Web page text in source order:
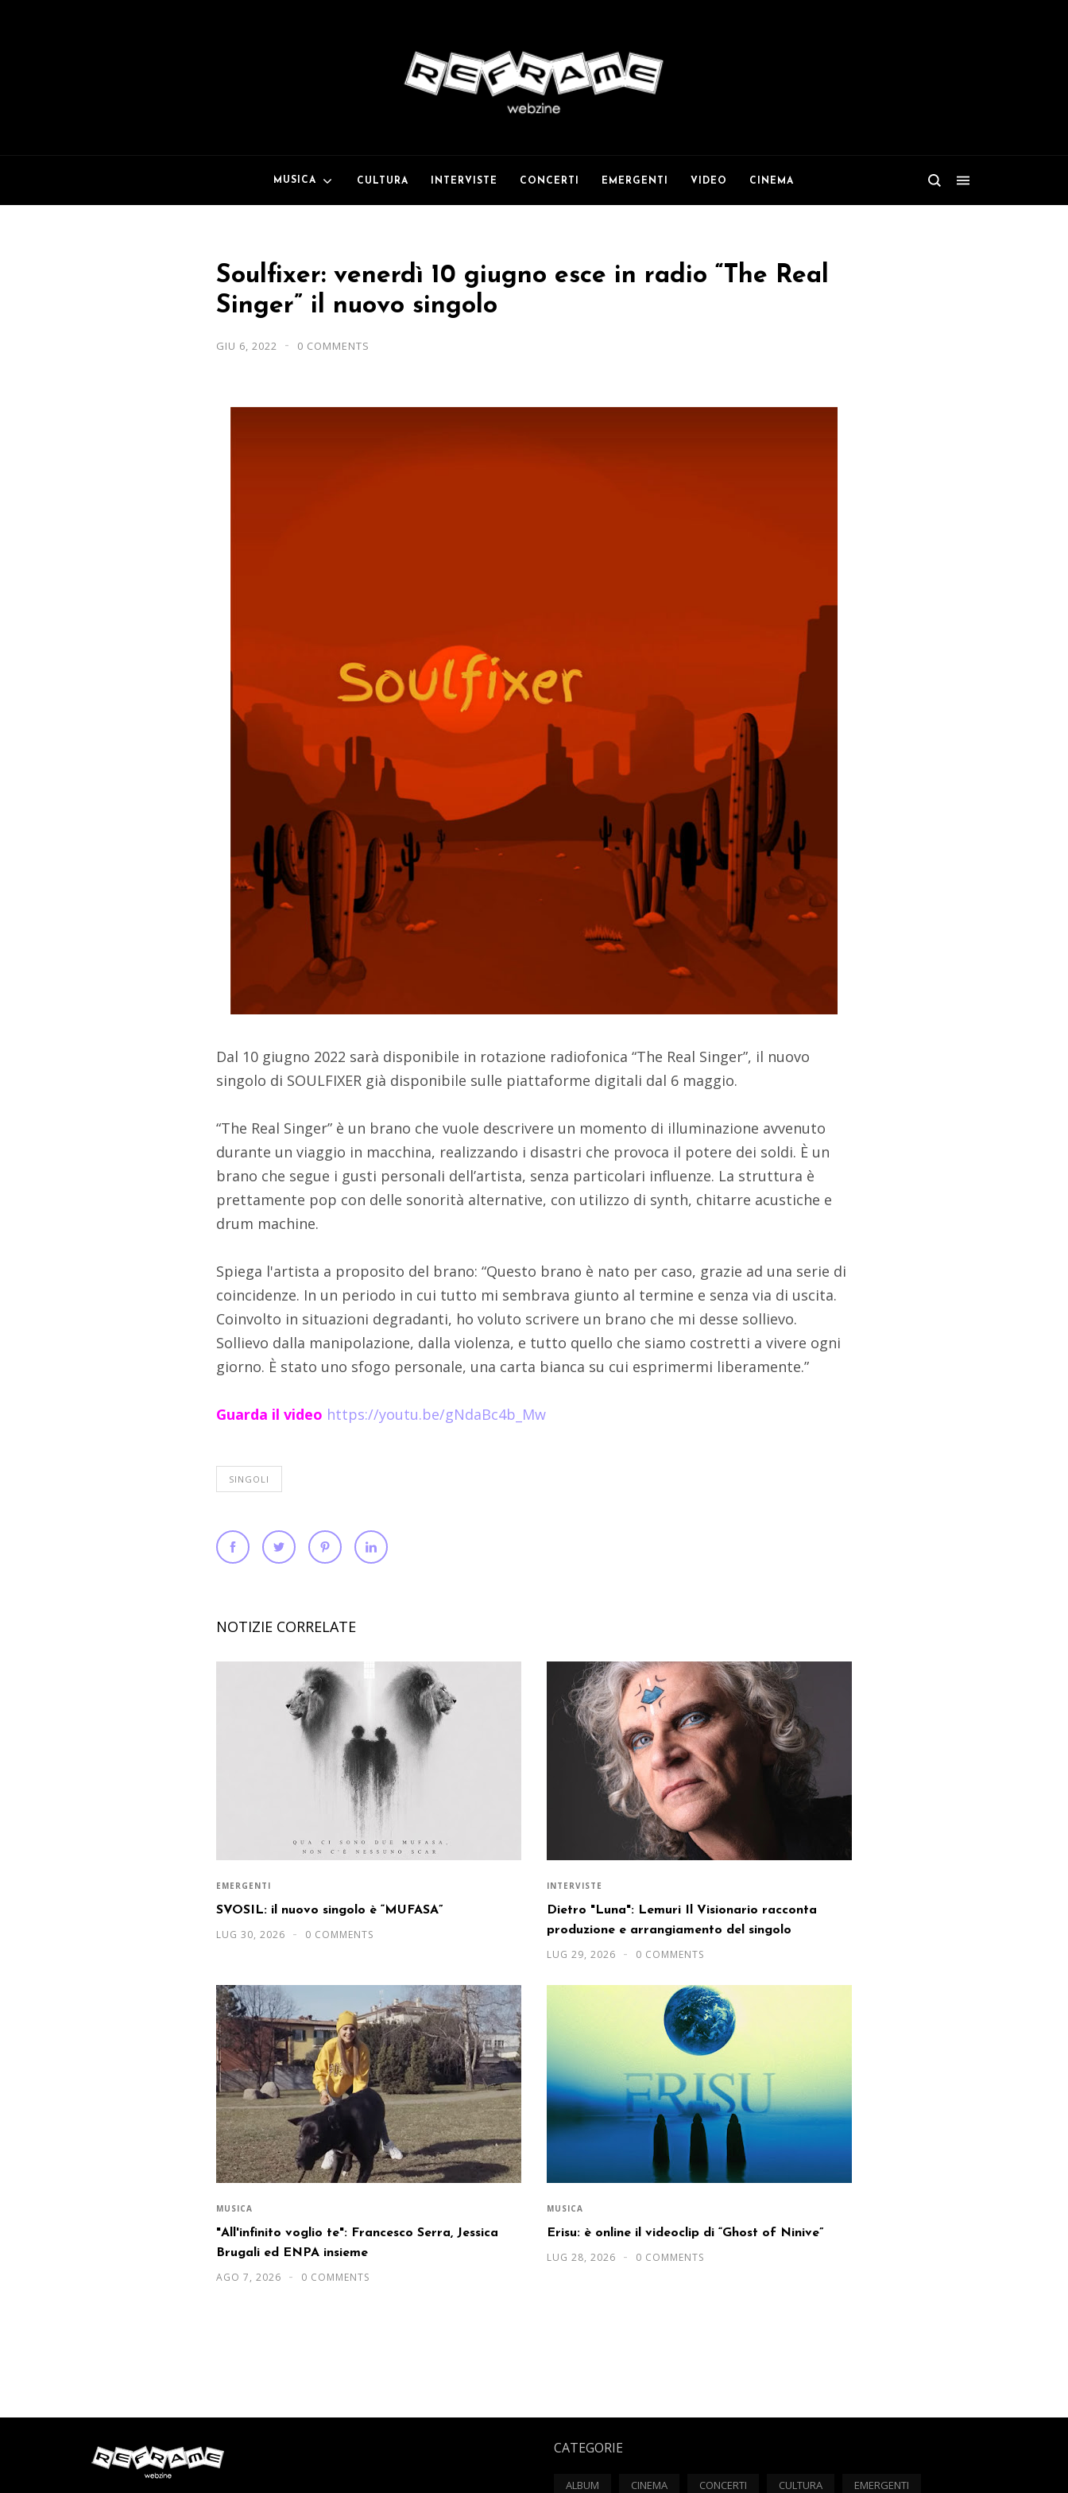
MUSICA CULTURA INTERVISTE CONCERTI EMERGENTI VIDEO CINEMA
Soulfixer: venerdì 10 giugno esce in radio “The Real
Singer” il nuovo singolo
GIU 6, 2022 0 COMMENTS
Dal 10 giugno 2022 sarà disponibile in rotazione radiofonica “The Real Singer”, il nuovo
singolo di SOULFIXER già disponibile sulle piattaforme digitali dal 6 maggio.
“The Real Singer” è un brano che vuole descrivere un momento di illuminazione avvenuto
durante un viaggio in macchina, realizzando i disastri che provoca il potere dei soldi. È un
brano che segue i gusti personali dell’artista, senza particolari influenze. La struttura è
prettamente pop con delle sonorità alternative, con utilizzo di synth, chitarre acustiche e
drum machine.
Spiega l'artista a proposito del brano: “Questo brano è nato per caso, grazie ad una serie di
coincidenze. In un periodo in cui tutto mi sembrava giunto al termine e senza via di uscita.
Coinvolto in situazioni degradanti, ho voluto scrivere un brano che mi desse sollievo.
Sollievo dalla manipolazione, dalla violenza, e tutto quello che siamo costretti a vivere ogni
giorno. È stato uno sfogo personale, una carta bianca su cui esprimermi liberamente.”
Guarda il video https://youtu.be/gNdaBc4b_Mw
SINGOLI
NOTIZIE CORRELATE
EMERGENTI
SVOSIL: il nuovo singolo è “MUFASA”
LUG 30, 2026 0 COMMENTS
INTERVISTE
Dietro "Luna": Lemuri Il Visionario racconta
produzione e arrangiamento del singolo
LUG 29, 2026 0 COMMENTS
MUSICA
"All'infinito voglio te": Francesco Serra, Jessica
Brugali ed ENPA insieme
AGO 7, 2026 0 COMMENTS
MUSICA
Erisu: è online il videoclip di “Ghost of Ninive”
LUG 28, 2026 0 COMMENTS
CATEGORIE
ALBUM CINEMA CONCERTI CULTURA EMERGENTI